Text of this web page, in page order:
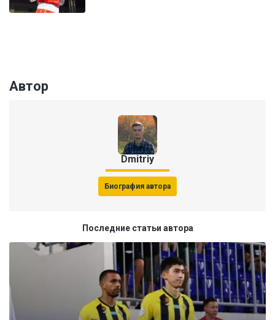
Автор
Dmitriy
Биография автора
Последние статьи автора